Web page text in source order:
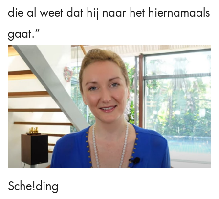
die al weet dat hij naar het hiernamaals
gaat.”
Sche!ding